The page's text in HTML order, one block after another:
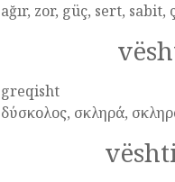
ağır, zor, güç, sert, sabit,
greqisht
δύσκολος, σκληρά,